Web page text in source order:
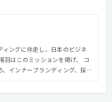
ィングに伴⾛し、⽇本のビジネ
インナーブランディング、採